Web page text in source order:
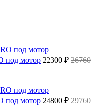
под мотор 22300 ₽ 26760
под мотор 24800 ₽ 29760